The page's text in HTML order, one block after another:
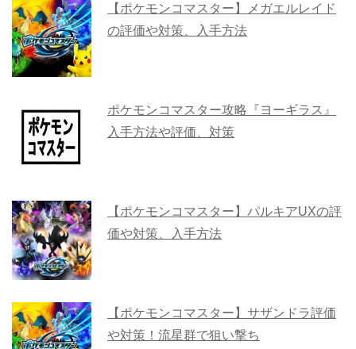
【ポケモンコマスター】メガエルレイド
の評価や対策、入手方法
ポケモンコマスター攻略『ヨーギラス』
入手方法や評価、対策
【ポケモンコマスター】パルキアUXの評
価や対策、入手方法
【ポケモンコマスター】サザンドラ評価
や対策！流星群で狙い撃ち